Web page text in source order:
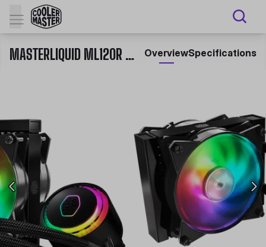
MASTERLIQUID ML120R RGB OverviewSpecifications